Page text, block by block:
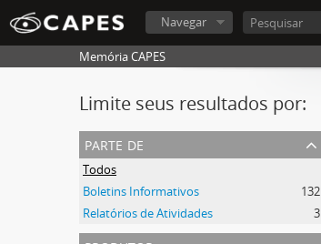
Navegar
Memória CAPES
Limite seus resultados por:
parte de
Todos
Boletins Informativos
132
Relatórios de Atividades
3